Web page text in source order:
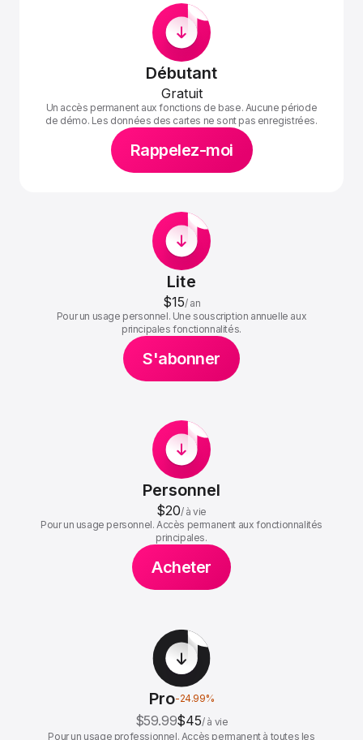
Débutant
Gratuit
Un accès permanent aux fonctions de base. Aucune période
de démo. Les données des cartes ne sont pas enregistrées.
Rappelez-moi
Lite
$15/ an
Pour un usage personnel. Une souscription annuelle aux
principales fonctionnalités.
S'abonner
Personnel
$20/ à vie
Pour un usage personnel. Accès permanent aux fonctionnalités
principales.
Acheter
Pro-24.99%
$59.99$45/ à vie
Pour un usage professionnel. Accès permanent à toutes les